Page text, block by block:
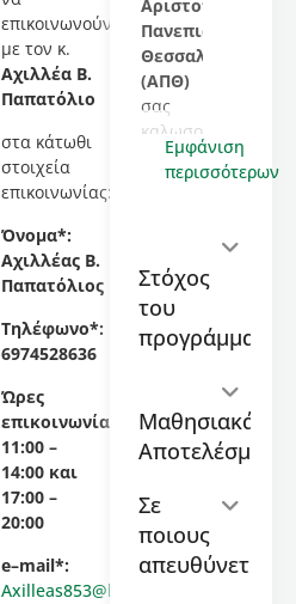
επικοινωνούν
με τον κ.
Αχιλλέα Β.
Παπατόλιο
στα κάτωθι
στοιχεία
επικοινωνίας:
Όνομα*:
Αχιλλέας Β.
Παπατόλιος
Τηλέφωνο*:
6974528636
Ώρες
επικοινωνίας*:
11:00 –
14:00 και
17:00 –
20:00
e–mail*:
Axilleas853@hotmail.com
Αριστοτελείου
Πανεπιστημίου
Θεσσαλονίκης
(ΑΠΘ)
σας
καλωσορίζει
στο
εκπαιδευτικό
Θρησκεία
και
Πολιτισμός ,
διάρκειας
(διδακτικές
ώρες) ,
το
θα
διεξαχθεί
διαδικτυακά
Εμφάνιση
περισσότερων
Στόχος
του
προγράμματος
Μαθησιακά
Αποτελέσματα
Σε
ποιους
απευθύνεται